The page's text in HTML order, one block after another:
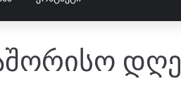
დღე